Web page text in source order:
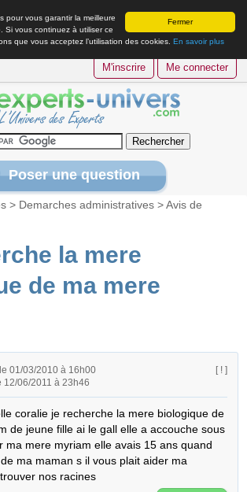
Fermer
pour vous garantir la meilleure
Si vous continuez à utiliser ce
que vous acceptez l’utilisation des cookies. En savoir plus
M'inscrire Me connecter
Poser une question
> Demarches administratives >Avis de
la mere
de ma mere
01/03/2010 à 16h00
12/06/2011 à 23h46
[ ! ]
coralie je recherche la mere biologique de
de jeune fille ai le gall elle a accouche sous
ma mere myriam elle avais 15 ans quand
ma maman s il vous plait aider ma
nos racines